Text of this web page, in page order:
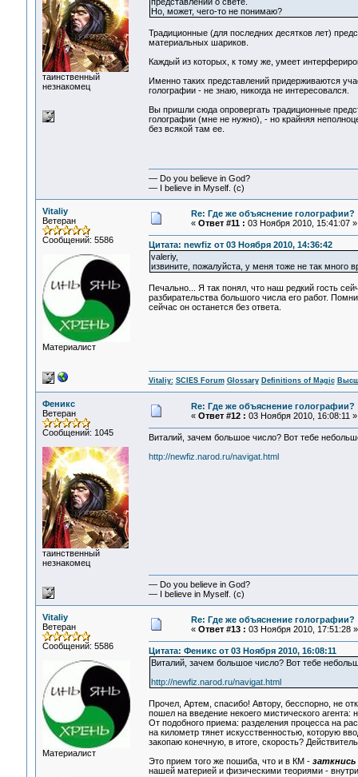
таинственный
незнакомец
Но, может, чего-то не понимаю?
Традиционные (для последних десятков лет)
материальных шариков.
Каждый из которых, к тому же, умеет
Именно таких представлений придерживаются
голографии - не знаю, никогда не интересовался.
Вы пришли сюда опровергать традиционные
голографии (мне не нужно), - но крайняя
без всякой там ее.
— Do you believe in God?
— I believe in Myself. (c)
Vitaliy
Ветеран
Сообщений: 5586
Материалист
Re: Где же объяснение голографии?
« Ответ #11 : 03 Ноября 2010, 15:41:07 »
Цитата: newfiz от 03 Ноября 2010, 14:36:42
valeriy,
извините, пожалуйста, у меня тоже не так много
Печально... Я так понял, что наш редкий гость
разбирательства большого числа его работ.
сейчас он останется без ответа.
Vitaliy: SCIES Forum Glossary Definitions of Magic
Феникс
Ветеран
Сообщений: 1045
таинственный
незнакомец
Re: Где же объяснение голографии?
« Ответ #12 : 03 Ноября 2010, 16:08:11 »
Виталий, зачем большое число? Вот тебе
http://newfiz.narod.ru/navigat.html
— Do you believe in God?
— I believe in Myself. (c)
Vitaliy
Ветеран
Сообщений: 5586
Материалист
Re: Где же объяснение голографии?
« Ответ #13 : 03 Ноября 2010, 17:51:28 »
Цитата: Феникс от 03 Ноября 2010, 16:08:11
Виталий, зачем большое число? Вот тебе
http://newfiz.narod.ru/navigat.html
Прочел, Артем, спасибо! Автору, бесспорно, не
пошел на введение некоего мистического
От подобного приема: разделения процесса на
на километр тянет искусственностью, которую
закопаю конечную, в итоге, скорость?
Это прием того же пошиба, что и в КМ -
нашей материей и физическими теориями -